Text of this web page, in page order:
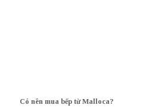
Có nên mua bếp từ Malloca?